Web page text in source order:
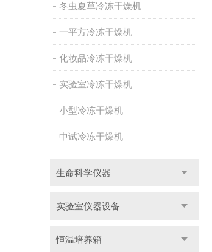
冬虫夏草冷冻干燥机
一平方冷冻干燥机
化妆品冷冻干燥机
实验室冷冻干燥机
小型冷冻干燥机
中试冷冻干燥机
生命科学仪器
实验室仪器设备
恒温培养箱